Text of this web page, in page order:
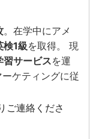
。在学中にアメ
検1級を取得。 現
習サービスを運
ケティングに従
ご連絡くださ